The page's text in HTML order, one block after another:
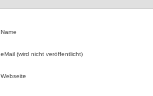
Name
eMail (wird nicht veröffentlicht)
Webseite